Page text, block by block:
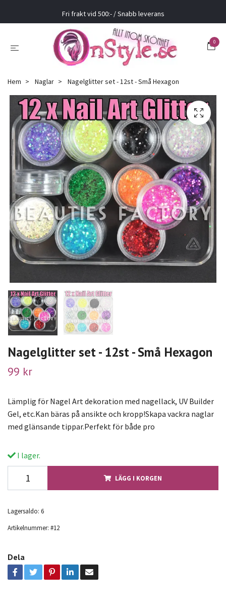
Fri frakt vid 500:- / Snabb leverans
0
Hem Naglar Nagelglitter set - 12st - Små Hexagon
Nagelglitter set - 12st - Små Hexagon
99 kr
Lämplig för Nagel Art dekoration med nagellack, UV Builder
Gel, etc.Kan bäras på ansikte och kropp!Skapa vackra naglar
med glänsande tippar.Perfekt för både pro
I lager.
LÄGG I KORGEN
Lagersaldo: 6
Artikelnummer: #12
Dela